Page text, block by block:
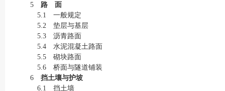
5 路 面
5.1 一般规定
5.2 垫层与基层
5.3 沥青路面
5.4 水泥混凝土路面
5.5 砌块路面
5.6 桥面与隧道铺装
6 挡土壤与护坡
6.1 挡土墙